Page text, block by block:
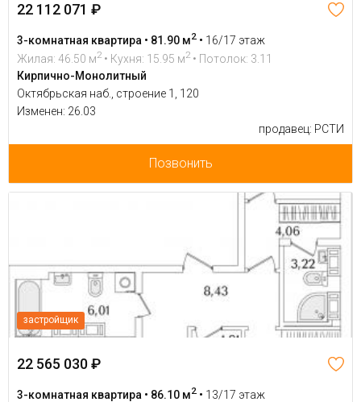
22 112 071 ₽
3-комнатная квартира • 81.90 м2 • 16/17 этаж
Жилая: 46.50 м2 • Кухня: 15.95 м2 • Потолок: 3.11
Кирпично-Монолитный
Октябрьская наб., строение 1, 120
Изменен: 26.03
продавец: РСТИ
Позвонить
застройщик
22 565 030 ₽
3-комнатная квартира • 86.10 м2 • 13/17 этаж